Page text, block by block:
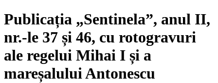
Publicația „Sentinela”, anul II,
nr.-le 37 și 46, cu rotogravuri
ale regelui Mihai I și a
mareșalului Antonescu